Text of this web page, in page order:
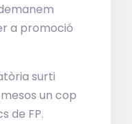
a promoció
surti
un cop
de FP.